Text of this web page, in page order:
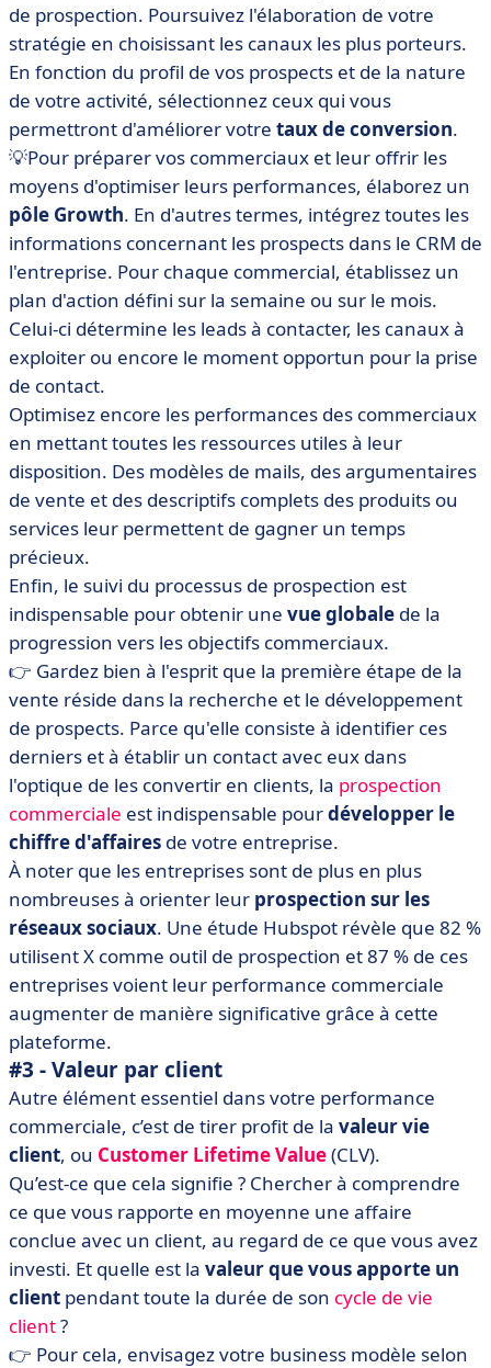
de prospection. Poursuivez l'élaboration de votre
stratégie en choisissant les canaux les plus porteurs.
En fonction du profil de vos prospects et de la nature
de votre activité, sélectionnez ceux qui vous
permettront d'améliorer votre taux de conversion.
💡Pour préparer vos commerciaux et leur offrir les
moyens d'optimiser leurs performances, élaborez un
pôle Growth. En d'autres termes, intégrez toutes les
informations concernant les prospects dans le CRM de
l'entreprise. Pour chaque commercial, établissez un
plan d'action défini sur la semaine ou sur le mois.
Celui-ci détermine les leads à contacter, les canaux à
exploiter ou encore le moment opportun pour la prise
de contact.
Optimisez encore les performances des commerciaux
en mettant toutes les ressources utiles à leur
disposition. Des modèles de mails, des argumentaires
de vente et des descriptifs complets des produits ou
services leur permettent de gagner un temps
précieux.
Enfin, le suivi du processus de prospection est
indispensable pour obtenir une vue globale de la
progression vers les objectifs commerciaux.
👉 Gardez bien à l'esprit que la première étape de la
vente réside dans la recherche et le développement
de prospects. Parce qu'elle consiste à identifier ces
derniers et à établir un contact avec eux dans
l'optique de les convertir en clients, la prospection
commerciale est indispensable pourdévelopper le
chiffre d'affaires de votre entreprise.
À noter que les entreprises sont de plus en plus
nombreuses à orienter leur prospection sur les
réseaux sociaux. Une étude Hubspot révèle que 82 %
utilisent X comme outil de prospection et 87 % de ces
entreprises voient leur performance commerciale
augmenter de manière significative grâce à cette
plateforme.
#3 - Valeur par client
Autre élément essentiel dans votre performance
commerciale, c’est de tirer profit de la valeur vie
client, ou Customer Lifetime Value(CLV).
Qu’est-ce que cela signifie ? Chercher à comprendre
ce que vous rapporte en moyenne une affaire
conclue avec un client, au regard de ce que vous avez
investi. Et quelle est la valeur que vous apporte un
client pendant toute la durée de son cycle de vie
client?
👉 Pour cela, envisagez votre business modèle selon